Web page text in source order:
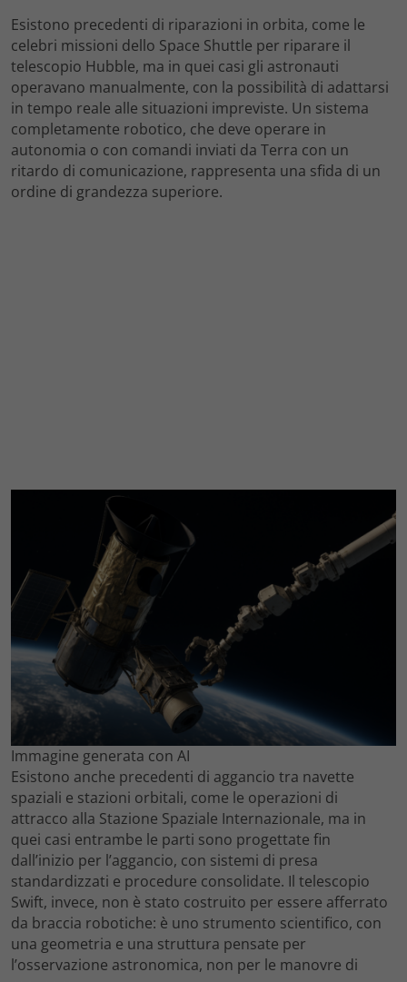
Esistono precedenti di riparazioni in orbita, come le
celebri missioni dello Space Shuttle per riparare il
telescopio Hubble, ma in quei casi gli astronauti
operavano manualmente, con la possibilità di adattarsi
in tempo reale alle situazioni impreviste. Un sistema
completamente robotico, che deve operare in
autonomia o con comandi inviati da Terra con un
ritardo di comunicazione, rappresenta una sfida di un
ordine di grandezza superiore.
Immagine generata con AI
Esistono anche precedenti di aggancio tra navette
spaziali e stazioni orbitali, come le operazioni di
attracco alla Stazione Spaziale Internazionale, ma in
quei casi entrambe le parti sono progettate fin
dall’inizio per l’aggancio, con sistemi di presa
standardizzati e procedure consolidate. Il telescopio
Swift, invece, non è stato costruito per essere afferrato
da braccia robotiche: è uno strumento scientifico, con
una geometria e una struttura pensate per
l’osservazione astronomica, non per le manovre di